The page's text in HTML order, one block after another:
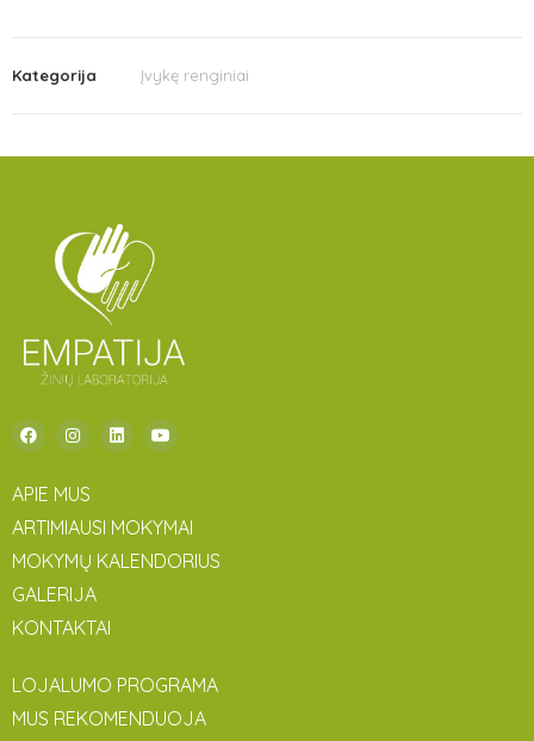
Kategorija Įvykę renginiai
APIE MUS
ARTIMIAUSI MOKYMAI
MOKYMŲ KALENDORIUS
GALERIJA
KONTAKTAI
LOJALUMO PROGRAMA
MUS REKOMENDUOJA